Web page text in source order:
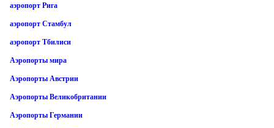
аэропорт Рига
аэропорт Стамбул
аэропорт Тбилиси
Аэропорты мира
Аэропорты Австрии
Аэропорты Великобритании
Аэропорты Германии